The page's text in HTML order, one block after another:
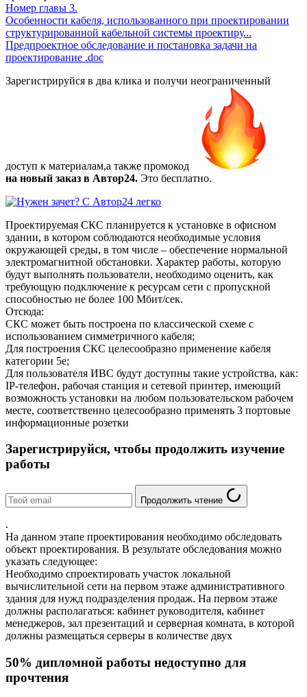
Номер главы 3.
Особенности кабеля, использованного при проектировании
структурированной кабельной системы проектиру...
Предпроектное обследование и постановка задачи на
проектирование .doc
Зарегистрируйся в два клика и получи неограниченный
доступ к материалам,а также промокод
на новый заказ в Автор24. Это бесплатно.
Проектируемая СКС планируется к установке в офисном
здании, в котором соблюдаются необходимые условия
окружающей среды, в том числе – обеспечение нормальной
электромагнитной обстановки. Характер работы, которую
будут выполнять пользователи, необходимо оценить, как
требующую подключение к ресурсам сети с пропускной
способностью не более 100 Мбит/сек.
Отсюда:
СКС может быть построена по классической схеме с
использованием симметричного кабеля;
Для построения СКС целесообразно применение кабеля
категории 5е;
Для пользователя ИВС будут доступны такие устройства, как:
IP-телефон, рабочая станция и сетевой принтер, имеющий
возможность установки на любом пользовательском рабочем
месте, соответственно целесообразно применять 3 портовые
информационные розетки
Зарегистрируйся, чтобы продолжить изучение
работы
Продолжить чтение
.
На данном этапе проектирования необходимо обследовать
объект проектирования. В результате обследования можно
указать следующее:
Необходимо спроектировать участок локальной
вычислительной сети на первом этаже административного
здания для нужд подразделения продаж. На первом этаже
должны располагаться: кабинет руководителя, кабинет
менеджеров, зал презентаций и серверная комната, в которой
должны размещаться серверы в количестве двух
50% дипломной работы недоступно для
прочтения